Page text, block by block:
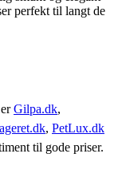
perfekt til langt de
Gilpa.dk,
, PetLux.dk
til gode priser.